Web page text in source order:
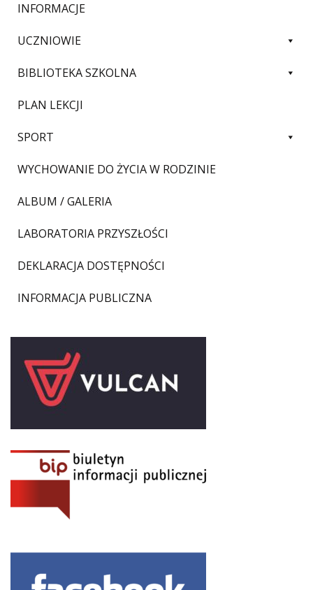
INFORMACJE
UCZNIOWIE
BIBLIOTEKA SZKOLNA
PLAN LEKCJI
SPORT
WYCHOWANIE DO ŻYCIA W RODZINIE
ALBUM / GALERIA
LABORATORIA PRZYSZŁOŚCI
DEKLARACJA DOSTĘPNOŚCI
INFORMACJA PUBLICZNA